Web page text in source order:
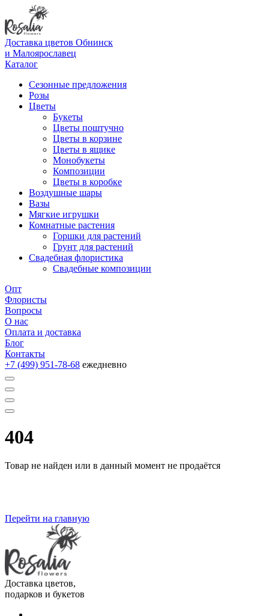
Доставка цветов Обнинск
и Малоярославец
Каталог
Сезонные предложения
Розы
Цветы
Букеты
Цветы поштучно
Цветы в корзине
Цветы в ящике
Монобукеты
Композиции
Цветы в коробке
Воздушные шары
Вазы
Мягкие игрушки
Комнатные растения
Горшки для растений
Грунт для растений
Свадебная флористика
Свадебные композиции
Опт
Флористы
Вопросы
О нас
Оплата и доставка
Блог
Контакты
+7 (499) 951-78-68 ежедневно
404
Товар не найден или в данный момент не продаётся
Перейти на главную
Доставка цветов,
подарков и букетов